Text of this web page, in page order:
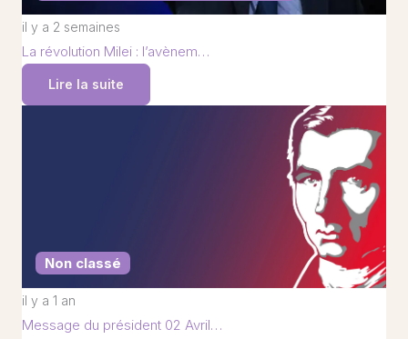
il y a 2 semaines
La révolution Milei : l’avènem…
Lire la suite
Non classé
il y a 1 an
Message du président 02 Avril…